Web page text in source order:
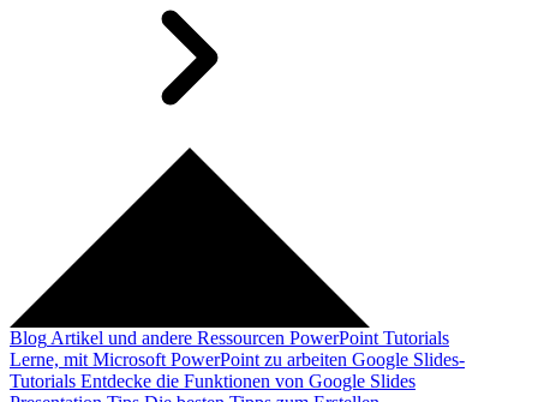
Blog Artikel und andere Ressourcen PowerPoint Tutorials
Lerne, mit Microsoft PowerPoint zu arbeiten Google Slides-
Tutorials Entdecke die Funktionen von Google Slides